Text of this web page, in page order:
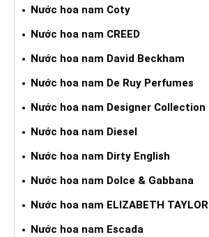
Nước hoa nam Coty
Nước hoa nam CREED
Nước hoa nam David Beckham
Nước hoa nam De Ruy Perfumes
Nước hoa nam Designer Collection
Nước hoa nam Diesel
Nước hoa nam Dirty English
Nước hoa nam Dolce & Gabbana
Nước hoa nam ELIZABETH TAYLOR
Nước hoa nam Escada